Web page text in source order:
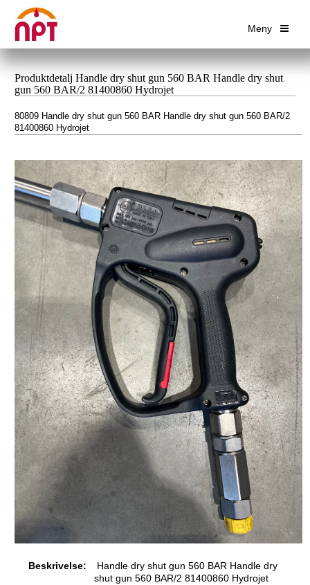
Meny
Produktdetalj Handle dry shut gun 560 BAR Handle dry shut
gun 560 BAR/2 81400860 Hydrojet
80809 Handle dry shut gun 560 BAR Handle dry shut gun 560 BAR/2
81400860 Hydrojet
Beskrivelse:
Handle dry shut gun 560 BAR Handle dry
shut gun 560 BAR/2 81400860 Hydrojet